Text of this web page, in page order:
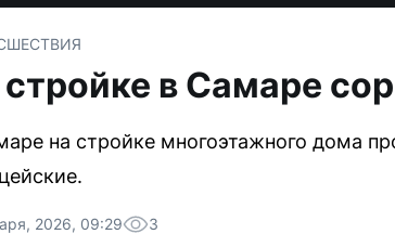
в Самаре
на стройке многоэтажного дома
2026, 09:29 3